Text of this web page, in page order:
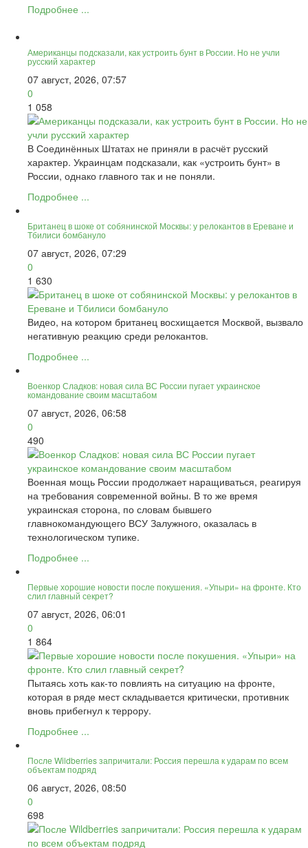
Подробнее ...
Американцы подсказали, как устроить бунт в России. Но не учли
русский характер
07 август, 2026, 07:57
0
1 058
В Соединённых Штатах не приняли в расчёт русский
характер. Украинцам подсказали, как «устроить бунт» в
России, однако главного так и не поняли.
Подробнее ...
Британец в шоке от собянинской Москвы: у релокантов в Ереване и
Тбилиси бомбануло
07 август, 2026, 07:29
0
1 630
Видео, на котором британец восхищается Москвой, вызвало
негативную реакцию среди релокантов.
Подробнее ...
Военкор Сладков: новая сила ВС России пугает украинское
командование своим масштабом
07 август, 2026, 06:58
0
490
Военная мощь России продолжает наращиваться, реагируя
на требования современной войны. В то же время
украинская сторона, по словам бывшего
главнокомандующего ВСУ Залужного, оказалась в
технологическом тупике.
Подробнее ...
Первые хорошие новости после покушения. «Упыри» на фронте. Кто
слил главный секрет?
07 август, 2026, 06:01
0
1 864
Пытаясь хоть как-то повлиять на ситуацию на фронте,
которая в ряде мест складывается критически, противник
вновь прибегнул к террору.
Подробнее ...
После Wildberries запричитали: Россия перешла к ударам по всем
объектам подряд
06 август, 2026, 08:50
0
698